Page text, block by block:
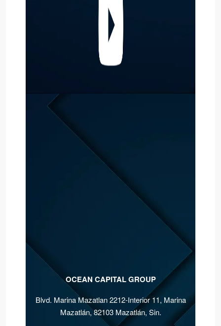
OCEAN CAPITAL GROUP
Blvd. Marina Mazatlan 2212-Interior 11, Marina
Mazatlán, 82103 Mazatlán, Sin.